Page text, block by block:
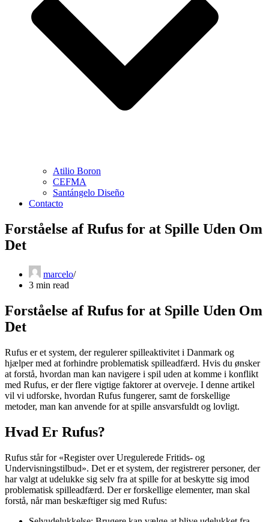
Atilio Boron
CEFMA
Santángelo Diseño
Contacto
Forståelse af Rufus for at Spille Uden Om
Det
marcelo
3 min read
Forståelse af Rufus for at Spille Uden Om
Det
Rufus er et system, der regulerer spilleaktivitet i Danmark og
hjælper med at forhindre problematisk spilleadfærd. Hvis du ønsker
at forstå, hvordan man kan navigere i spil uden at komme i konflikt
med Rufus, er der flere vigtige faktorer at overveje. I denne artikel
vil vi udforske, hvordan Rufus fungerer, samt de forskellige
metoder, man kan anvende for at spille ansvarsfuldt og lovligt.
Hvad Er Rufus?
Rufus står for «Register over Uregulerede Fritids- og
Undervisningstilbud». Det er et system, der registrerer personer, der
har valgt at udelukke sig selv fra at spille for at beskytte sig imod
problematisk spilleadfærd. Der er forskellige elementer, man skal
forstå, når man beskæftiger sig med Rufus: